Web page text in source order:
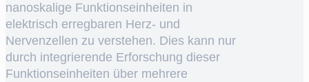
nanoskalige Funktionseinheiten in
elektrisch erregbaren Herz- und
Nervenzellen zu verstehen. Dies kann nur
durch integrierende Erforschung dieser
Funktionseinheiten über mehrere